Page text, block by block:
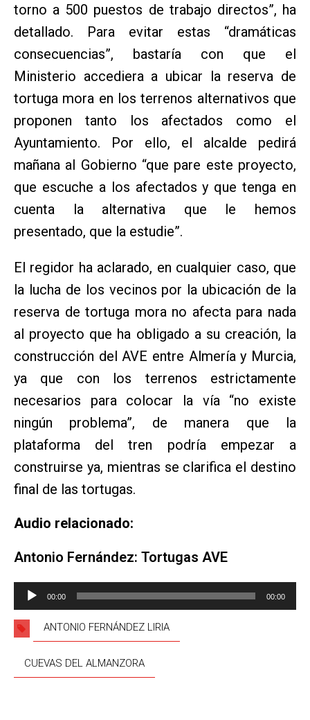
torno a 500 puestos de trabajo directos”, ha
detallado. Para evitar estas “dramáticas
consecuencias”, bastaría con que el
Ministerio accediera a ubicar la reserva de
tortuga mora en los terrenos alternativos que
proponen tanto los afectados como el
Ayuntamiento. Por ello, el alcalde pedirá
mañana al Gobierno “que pare este proyecto,
que escuche a los afectados y que tenga en
cuenta la alternativa que le hemos
presentado, que la estudie”.
El regidor ha aclarado, en cualquier caso, que
la lucha de los vecinos por la ubicación de la
reserva de tortuga mora no afecta para nada
al proyecto que ha obligado a su creación, la
construcción del AVE entre Almería y Murcia,
ya que con los terrenos estrictamente
necesarios para colocar la vía “no existe
ningún problema”, de manera que la
plataforma del tren podría empezar a
construirse ya, mientras se clarifica el destino
final de las tortugas.
Audio relacionado:
Antonio Fernández: Tortugas AVE
Reproductor
audio
00:00 00:00
ANTONIO FERNÁNDEZ LIRIA
CUEVAS DEL ALMANZORA